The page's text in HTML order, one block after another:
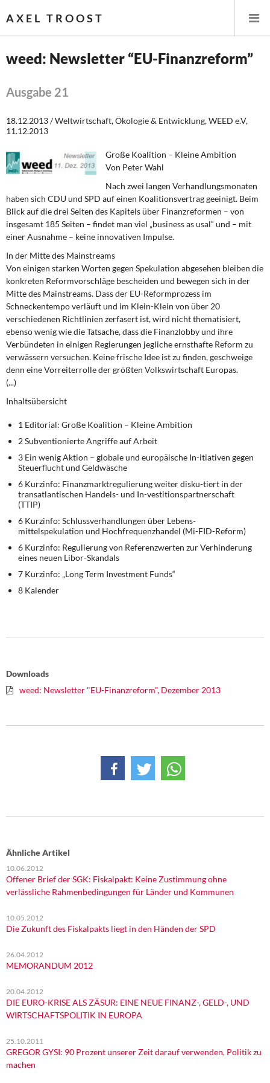
AXEL TROOST
Wirtschaftspolitik
Steuer- und Finanzpolitik
Öffentliche Infrastruktur und Daseinsvorsorge
Eurokrise und Griechenland
DIE LINKE
Weitere Themen
Memo-Gruppe
Institut Solidarische Moderne
Über mich
Kontakt
weed: Newsletter “EU-Finanzreform”
Ausgabe 21
18.12.2013 / Weltwirtschaft, Ökologie & Entwicklung, WEED e.V,
11.12.2013
Große Koalition – Kleine Ambition
Von Peter Wahl
Nach zwei langen Verhandlungsmonaten
haben sich CDU und SPD auf einen Koalitionsvertrag geeinigt. Beim
Blick auf die drei Seiten des Kapitels über Finanzreformen – von
insgesamt 185 Seiten – findet man viel „business as usal“ und – mit
einer Ausnahme – keine innovativen Impulse.
In der Mitte des Mainstreams
Von einigen starken Worten gegen Spekulation abgesehen bleiben die
konkreten Reformvorschläge bescheiden und bewegen sich in der
Mitte des Mainstreams. Dass der EU-Reformprozess im
Schneckentempo verläuft und im Klein-Klein von über 20
verschiedenen Richtlinien zerfasert ist, wird nicht thematisiert,
ebenso wenig wie die Tatsache, dass die Finanzlobby und ihre
Verbündeten in einigen Regierungen jegliche ernsthafte Reform zu
verwässern versuchen. Keine frische Idee ist zu finden, geschweige
denn eine Vorreiterrolle der größten Volkswirtschaft Europas.
(...)
Inhaltsübersicht
1 Editorial: Große Koalition – Kleine Ambition
2 Subventionierte Angriffe auf Arbeit
3 Ein wenig Aktion – globale und europäische In-itiativen gegen
Steuerflucht und Geldwäsche
6 Kurzinfo: Finanzmarktregulierung weiter disku-tiert in der
transatlantischen Handels- und In-vestitionspartnerschaft
(TTIP)
6 Kurzinfo: Schlussverhandlungen über Lebens-
mittelspekulation und Hochfrequenzhandel (Mi-FID-Reform)
6 Kurzinfo: Regulierung von Referenzwerten zur Verhinderung
eines neuen Libor-Skandals
7 Kurzinfo: „Long Term Investment Funds“
8 Kalender
Downloads
weed: Newsletter "EU-Finanzreform", Dezember 2013
Ähnliche Artikel
10.06.2012
Offener Brief der SGK: Fiskalpakt: Keine Zustimmung ohne
verlässliche Rahmenbedingungen für Länder und Kommunen
10.05.2012
Die Zukunft des Fiskalpakts liegt in den Händen der SPD
26.04.2012
MEMORANDUM 2012
20.04.2012
DIE EURO-KRISE ALS ZÄSUR: EINE NEUE FINANZ-, GELD-, UND
WIRTSCHAFTSPOLITIK IN EUROPA
25.10.2011
GREGOR GYSI: 90 Prozent unserer Zeit darauf verwenden, Politik zu
machen